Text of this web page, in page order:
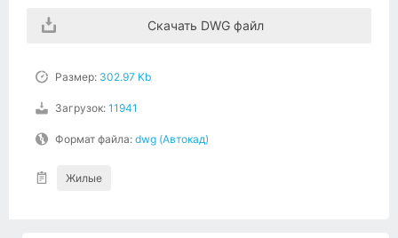
Скачать DWG файл
Размер: 302.97 Kb
Загрузок: 11941
Формат файла: dwg (Автокад)
Жилые